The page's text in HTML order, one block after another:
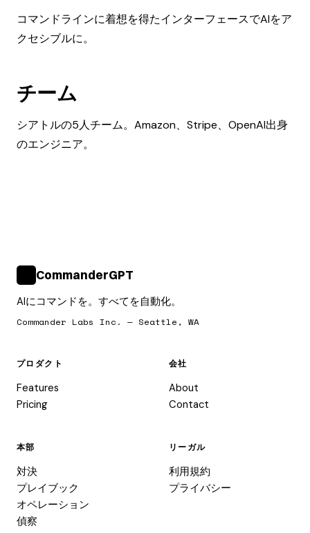
コマンドラインに着想を得たインターフェースでAIをア
クセシブルに。
チーム
シアトルの5人チーム。Amazon、Stripe、OpenAI出身
のエンジニア。
CommanderGPT
AIにコマンドを。すべてを自動化。
Commander Labs Inc. — Seattle, WA
プロダクト
Features
Pricing
会社
About
Contact
本部
対決
プレイブック
オペレーション
偵察
リーガル
利用規約
プライバシー